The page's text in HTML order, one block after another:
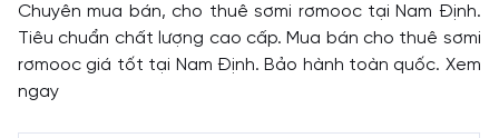
Chuyên mua bán, cho thuê sơmi rơmooc tại Nam Định.
Tiêu chuẩn chất lượng cao cấp. Mua bán cho thuê sơmi
rơmooc giá tốt tại Nam Định. Bảo hành toàn quốc. Xem
ngay